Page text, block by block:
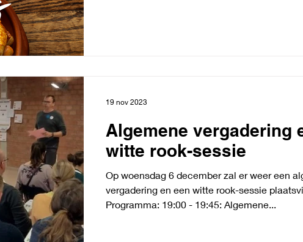
Algemene vergadering
witte rook-sessie
Op woensdag 6 december zal er weer een
vergadering en een witte rook-sessie
Programma: 19:00 - 19:45: Algemene...
19 nov 2023